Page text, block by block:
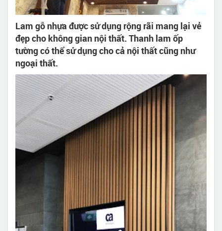
Lam gỗ nhựa được sử dụng rộng rãi mang lại vẻ
đẹp cho không gian nội thất. Thanh lam ốp
tường có thể sử dụng cho cả nội thất cũng như
ngoại thất.